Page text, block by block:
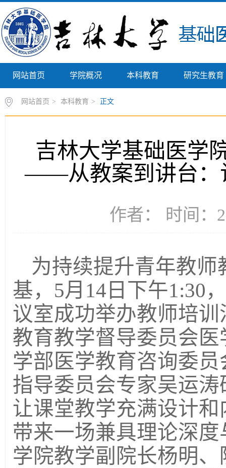
网站首页 学院概况 本科教育 研究生教育
网站首页 > 本科教育 > 正文
吉林大学基础医学
——从教案到讲台：
作者： 时间：
为持续提升青年教
基， 5月 14 日下午1:30
议室成功举办教师培
教育教学督导委员会
学部医学教育咨询委
指导委员会专家吴运
让课堂教学充满设计
带来一场兼具理论深
学院教学副院长杨明